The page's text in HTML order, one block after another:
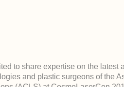
to share expertise on the latest
and plastic surgeons of the